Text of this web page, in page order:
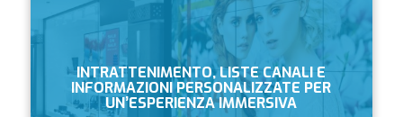
INTRATTENIMENTO, LISTE CANALI E
INFORMAZIONI PERSONALIZZATE PER
UN’ESPERIENZA IMMERSIVA